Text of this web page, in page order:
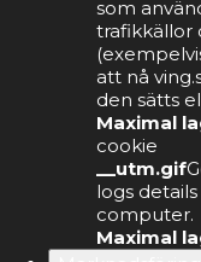
som
trafikkällor
att nå
den sätts
Maximal
cookie
__utm.gif
logs
computer.
Maximal